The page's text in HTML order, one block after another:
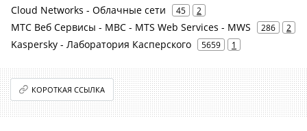
Cloud Networks - Облачные сети 45 2
МТС Веб Сервисы - МВС - MTS Web Services - MWS 286 2
Kaspersky - Лаборатория Касперского 5659 1
КОРОТКАЯ ССЫЛКА